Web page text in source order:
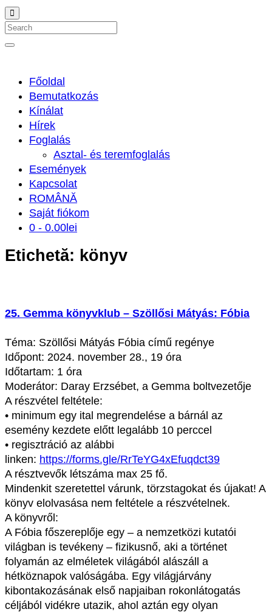
Search
Főoldal
Bemutatkozás
Kínálat
Hírek
Foglalás
Asztal- és teremfoglalás
Események
Kapcsolat
ROMÂNĂ
Saját fiókom
0 - 0.00 lei
Etichetă: könyv
25. Gemma könyvklub – Szöllősi Mátyás: Fóbia
Téma: Szöllősi Mátyás Fóbia című regénye
Időpont: 2024. november 28., 19 óra
Időtartam: 1 óra
Moderátor: Daray Erzsébet, a Gemma boltvezetője
A részvétel feltétele:
• minimum egy ital megrendelése a bárnál az
esemény kezdete előtt legalább 10 perccel
• regisztráció az alábbi
linken: https://forms.gle/RrTeYG4xEfuqdct39
A résztvevők létszáma max 25 fő.
Mindenkit szeretettel várunk, törzstagokat és újakat! A
könyv elolvasása nem feltétele a részvételnek.
A könyvről:
A Fóbia főszereplője egy – a nemzetközi kutatói
világban is tevékeny – fizikusnő, aki a történet
folyamán az elméletek világából alászáll a
hétköznapok valóságába. Egy világjárvány
kibontakozásának első napjaiban rokonlátogatás
céljából vidékre utazik, ahol aztán egy olyan